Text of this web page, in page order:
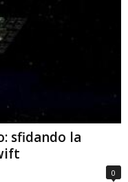
sfidando la
0